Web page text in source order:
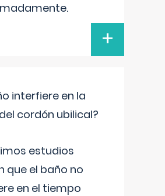
+
interfiere en la
cordón ubilical?
estudios
que el baño no
en el tiempo